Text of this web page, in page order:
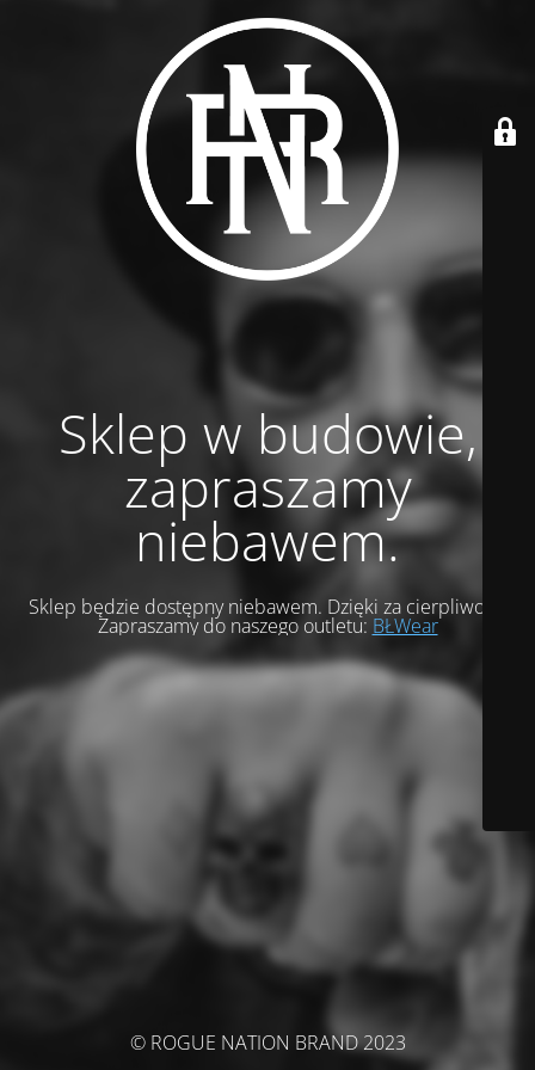
Sklep w budowie,
zapraszamy
niebawem.
Sklep będzie dostępny niebawem. Dzięki za cierpliwość.
Zapraszamy do naszego outletu: BŁWear
© ROGUE NATION BRAND 2023